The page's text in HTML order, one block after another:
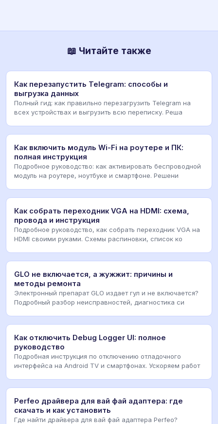
📖 Читайте также
Как перезапустить Telegram: способы и
выгрузка данных
Полный гид: как правильно перезагрузить Telegram на
всех устройствах и выгрузить всю переписку. Реша
Как включить модуль Wi-Fi на роутере и ПК:
полная инструкция
Подробное руководство: как активировать беспроводной
модуль на роутере, ноутбуке и смартфоне. Решени
Как собрать переходник VGA на HDMI: схема,
провода и инструкция
Подробное руководство, как собрать переходник VGA на
HDMI своими руками. Схемы распиновки, список ко
GLO не включается, а жужжит: причины и
методы ремонта
Электронный препарат GLO издает гул и не включается?
Подробный разбор неисправностей, диагностика си
Как отключить Debug Logger UI: полное
руководство
Подробная инструкция по отключению отладочного
интерфейса на Android TV и смартфонах. Ускоряем работ
Perfeo драйвера для вай фай адаптера: где
скачать и как установить
Где найти драйвера для вай фай адаптера Perfeo?